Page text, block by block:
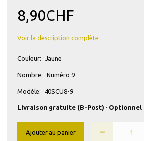
8,90CHF
Voir la description complète
Couleur: Jaune
Nombre: Numéro 9
Modèle: 40SCU8-9
Livraison gratuite (B-Post) · Optionnel
Ajouter au panier